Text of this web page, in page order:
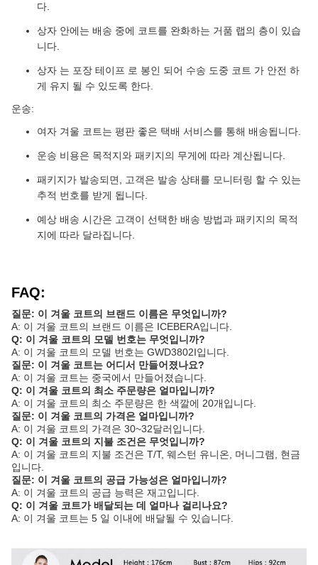
다.
상자 안에는 배송 중에 코트를 완화하는 거품 랩의 층이 있습
니다.
상자 는 포장 테이프 로 봉인 되어 수송 도중 코트 가 안전 하
게 유지 될 수 있도록 한다.
운송:
여자 겨울 코트는 평판 좋은 택배 서비스를 통해 배송됩니다.
운송 비용은 목적지와 패키지의 무게에 따라 계산됩니다.
패키지가 발송되면, 고객은 발송 상태를 모니터링 할 수 있는
추적 번호를 받게 됩니다.
예상 배송 시간은 고객이 선택한 배송 방법과 패키지의 목적
지에 따라 달라집니다.
FAQ:
질문: 이 겨울 코트의 브랜드 이름은 무엇입니까?
A: 이 겨울 코트의 브랜드 이름은 ICEBERA입니다.
Q: 이 겨울 코트의 모델 번호는 무엇입니까?
A: 이 겨울 코트의 모델 번호는 GWD3802I입니다.
질문: 이 겨울 코트는 어디서 만들어졌나요?
A: 이 겨울 코트는 중국에서 만들어졌습니다.
Q: 이 겨울 코트의 최소 주문량은 얼마입니까?
A: 이 겨울 코트의 최소 주문량은 한 색깔에 20개입니다.
질문: 이 겨울 코트의 가격은 얼마입니까?
A: 이 겨울 코트의 가격은 30~32달러입니다.
Q: 이 겨울 코트의 지불 조건은 무엇입니까?
A: 이 겨울 코트의 지불 조건은 T/T, 웨스턴 유니온, 머니그램, 현금
입니다.
질문: 이 겨울 코트의 공급 가능성은 얼마입니까?
A: 이 겨울 코트의 공급 능력은 재고입니다.
Q: 이 겨울 코트가 배달되는 데 얼마나 걸리나요?
A: 이 겨울 코트는 5 일 이내에 배달될 수 있습니다.